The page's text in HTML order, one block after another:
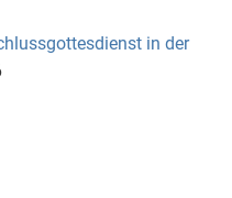
in der